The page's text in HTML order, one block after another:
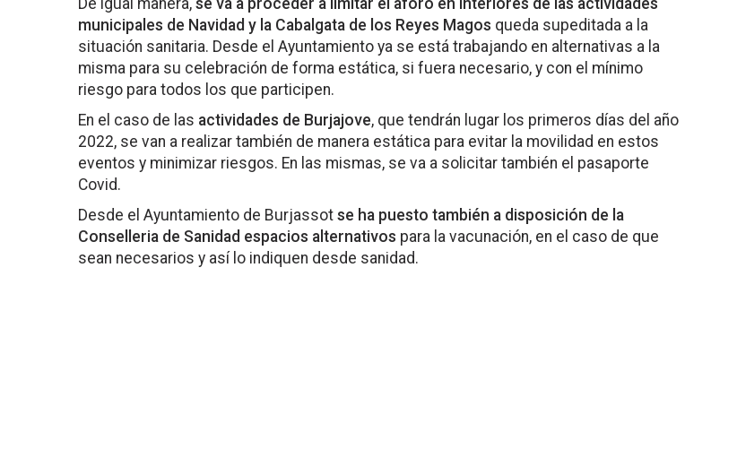
De igual manera, se va a proceder a limitar el aforo en interiores de las actividades
municipales de Navidad y la Cabalgata de los Reyes Magos queda supeditada a la
situación sanitaria. Desde el Ayuntamiento ya se está trabajando en alternativas a la
misma para su celebración de forma estática, si fuera necesario, y con el mínimo
riesgo para todos los que participen.
En el caso de las actividades de Burjajove, que tendrán lugar los primeros días del año
2022, se van a realizar también de manera estática para evitar la movilidad en estos
eventos y minimizar riesgos. En las mismas, se va a solicitar también el pasaporte
Covid.
Desde el Ayuntamiento de Burjassot se ha puesto también a disposición de la
Conselleria de Sanidad espacios alternativos para la vacunación, en el caso de que
sean necesarios y así lo indiquen desde sanidad.